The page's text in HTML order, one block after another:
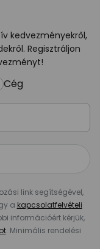
kedvezményekről,
Regisztráljon
Cég
link segítségével,
a kapcsolatfelvételi
információért kérjük,
. Minimális rendelési